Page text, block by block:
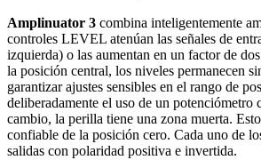
Amplinuator 3 combina inteligentemente
controles LEVEL atenúan las señales de
izquierda) o las aumentan en un factor de
la posición central, los niveles permanecen
garantizar ajustes sensibles en el rango de
deliberadamente el uso de un potenciómetro
cambio, la perilla tiene una zona muerta.
confiable de la posición cero. Cada uno de
salidas con polaridad positiva e invertida.